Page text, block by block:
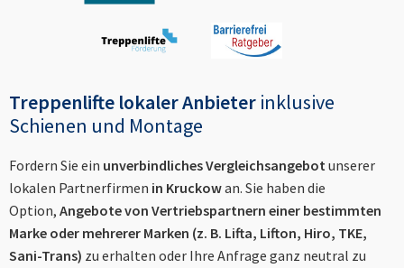
Treppenlifte lokaler Anbieter inklusive
Schienen und Montage
Fordern Sie ein unverbindliches Vergleichsangebotunserer
lokalen Partnerfirmen in Kruckowan. Sie haben die
Option, Angebote von Vertriebspartnern einer bestimmten
Marke oder mehrerer Marken (z. B. Lifta, Lifton, Hiro, TKE,
Sani-Trans) zu erhalten oder Ihre Anfrage ganz neutral zu